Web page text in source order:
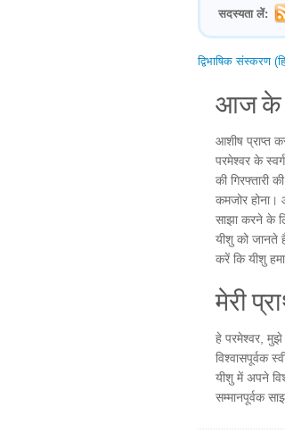
सदस्यता लें:
द्विभाषिक संस्करण
आज के
आशीष प्राप्त
परमेश्वर के
की गिरफ्तारी
कमजोर
साझा करने के
यीशु को जानते
करें कि यीशु
मेरी
हे परमेश्वर,
विश्वासपूर्वक
यीशु में अपने
सम्मानपूर्वक